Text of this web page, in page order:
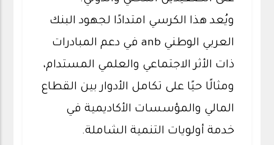
ويُعد هذا الكرسي امتدادًا لجهود البنك
العربي الوطني anb في دعم المبادرات
ذات الأثر الاجتماعي والعلمي المستدام،
ومثالًا حيًا على تكامل الأدوار بين القطاع
المالي والمؤسسات الأكاديمية في
خدمة أولويات التنمية الشاملة.